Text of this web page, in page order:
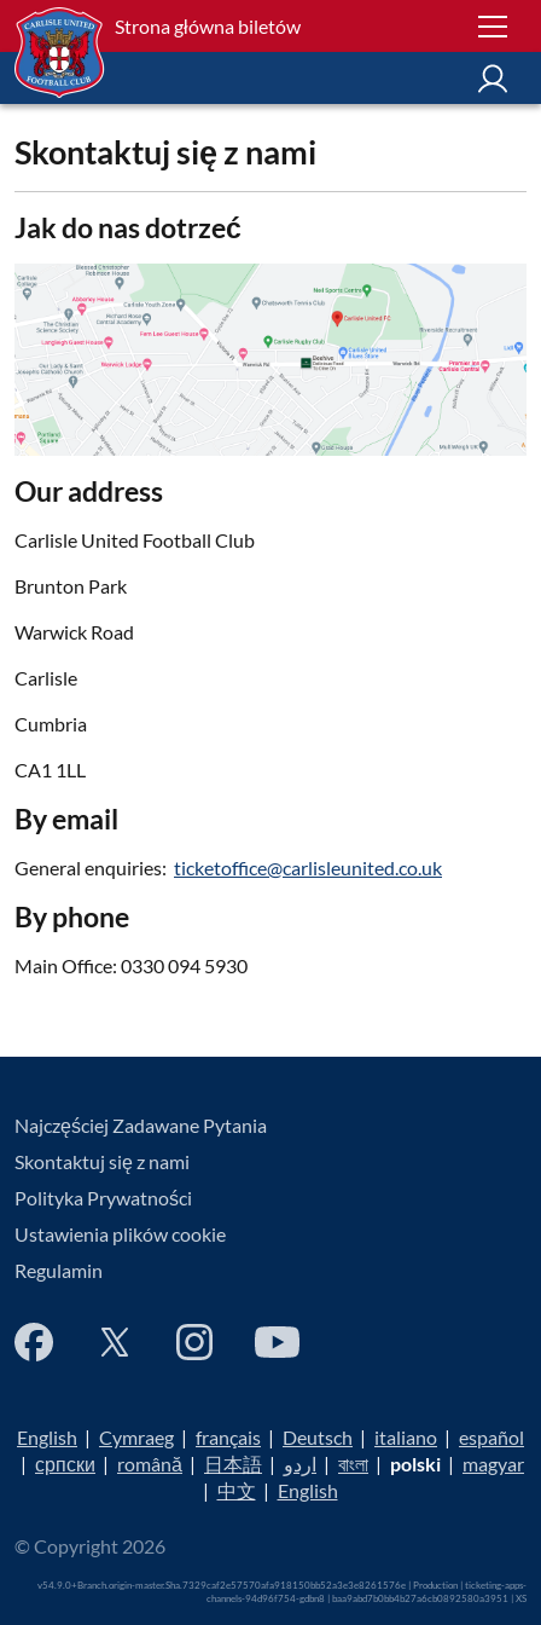
Strona główna biletów
Skontaktuj się z nami
Jak do nas dotrzeć
Our address
Carlisle United Football Club
Brunton Park
Warwick Road
Carlisle
Cumbria
CA1 1LL
By email
General enquiries: ticketoffice@carlisleunited.co.uk
By phone
Main Office: 0330 094 5930
Najczęściej Zadawane Pytania
Skontaktuj się z nami
Polityka Prywatności
Ustawienia plików cookie
Regulamin
English | Cymraeg | français | Deutsch | italiano | español
| српски | română | 日本語 | اردو | বাংলা | polski | magyar
| 中文 | English
© Copyright 2026
v54.9.0+Branch.origin-master.Sha.7329caf2e57570afa918150bb52a3e3e8261576e | Production | ticketing-apps-
channels-94d96f754-gdbn8 | baa9abd7b0bb4b27a6cb0892580a3951 | XS